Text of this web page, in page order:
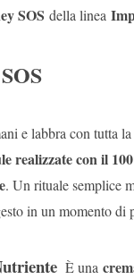
SOS della linea
e labbra con tutta
realizzate con il
. Un rituale semplice
in un momento di
È una